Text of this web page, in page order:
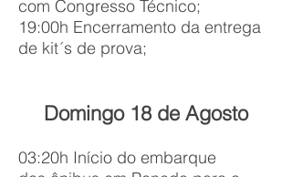
com Congresso Técnico;
19:00h Encerramento da entrega
de kit´s de prova;
Domingo 18 de Agosto
03:20h Início do embarque